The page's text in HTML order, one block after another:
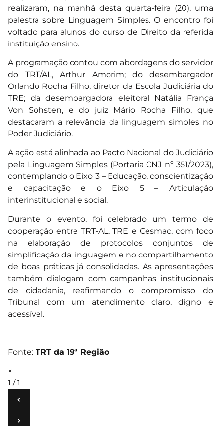
realizaram, na manhã desta quarta-feira (20), uma
palestra sobre Linguagem Simples. O encontro foi
voltado para alunos do curso de Direito da referida
instituição ensino.
A programação contou com abordagens do servidor
do TRT/AL, Arthur Amorim; do desembargador
Orlando Rocha Filho, diretor da Escola Judiciária do
TRE; da desembargadora eleitoral Natália França
Von Sohsten, e do juiz Mário Rocha Filho, que
destacaram a relevância da linguagem simples no
Poder Judiciário.
A ação está alinhada ao Pacto Nacional do Judiciário
pela Linguagem Simples (Portaria CNJ nº 351/2023),
contemplando o Eixo 3 – Educação, conscientização
e capacitação e o Eixo 5 – Articulação
interinstitucional e social.
Durante o evento, foi celebrado um termo de
cooperação entre TRT-AL, TRE e Cesmac, com foco
na elaboração de protocolos conjuntos de
simplificação da linguagem e no compartilhamento
de boas práticas já consolidadas. As apresentações
também dialogam com campanhas institucionais
de cidadania, reafirmando o compromisso do
Tribunal com um atendimento claro, digno e
acessível.
Fonte: TRT da 19ª Região
×
1 / 1
‹
›